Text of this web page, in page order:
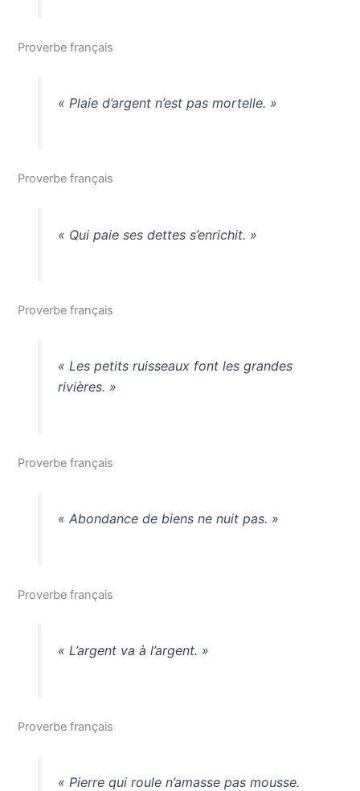
Proverbe français
« Plaie d’argent n’est pas mortelle. »
Proverbe français
« Qui paie ses dettes s’enrichit. »
Proverbe français
« Les petits ruisseaux font les grandes
rivières. »
Proverbe français
« Abondance de biens ne nuit pas. »
Proverbe français
« L’argent va à l’argent. »
Proverbe français
« Pierre qui roule n’amasse pas mousse.